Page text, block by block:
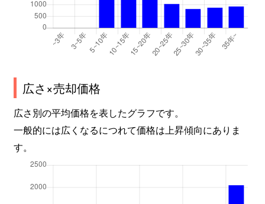
広さ×売却価格
広さ別の平均価格を表したグラフです。
一般的には広くなるにつれて価格は上昇傾向にありま
す。